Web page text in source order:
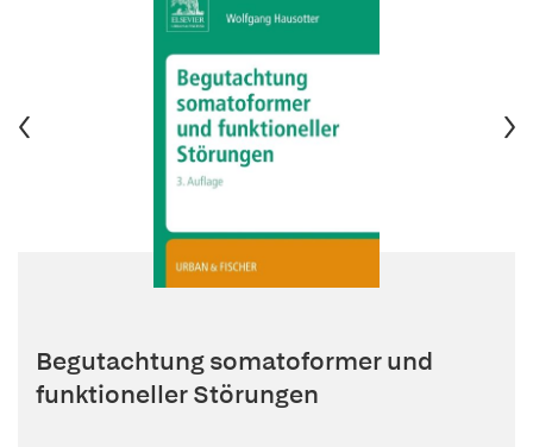
Begutachtung somatoformer und
funktioneller Störungen